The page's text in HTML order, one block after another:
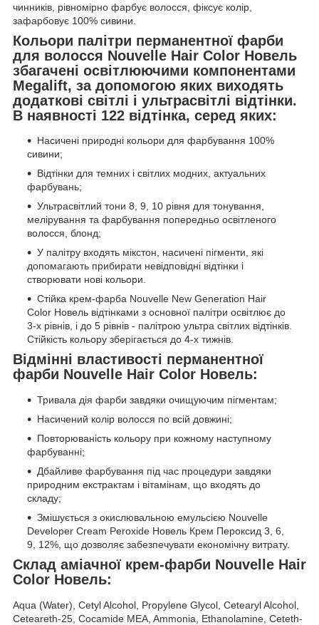
чинників, рівномірно фарбує волосся, фіксує колір,
зафарбовує 100% сивини.
Кольори палітри перманентної фарби
для волосся Nouvelle Hair Color Новель
збагачені освітлюючими компонентами
Megalift, за допомогою яких виходять
додаткові світлі і ультрасвітлі відтінки.
В наявності 122 відтінка, серед яких:
Насичені природні кольори для фарбування 100%
сивини;
Відтінки для темних і світлих модних, актуальних
фарбувань;
Ультрасвітлий тони 8, 9, 10 рівня для тонування,
мелірування та фарбування попередньо освітленого
волосся, блонд;
У палітру входять мікстон, насичені пігменти, які
допомагають прибирати невідповідні відтінки і
створювати нові кольори.
Стійка крем-фарба Nouvelle New Generation Hair
Color Новель відтінками з основної палітри освітлює до
3-х рівнів, і до 5 рівнів - палітрою ультра світлих відтінків.
Стійкість кольору зберігається до 4-х тижнів.
Відмінні властивості перманентної
фарби Nouvelle Hair Color Новель:
Тривала дія фарби завдяки очищуючим пігментам;
Насичений колір волосся по всій довжині;
Повторюваність кольору при кожному наступному
фарбуванні;
Дбайливе фарбування під час процедури завдяки
природним екстрактам і вітамінам, що входять до
складу;
Змішується з окислювальною емульсією Nouvelle
Developer Cream Peroxide Новель Крем Пероксид 3, 6,
9, 12%, що дозволяє забезпечувати економічну витрату.
Склад аміачної крем-фарби Nouvelle Hair
Color Новель:
Aqua (Water), Cetyl Alcohol, Propylene Glycol, Cetearyl Alcohol,
Ceteareth-25, Cocamide MEA, Ammonia, Ethanolamine, Ceteth-